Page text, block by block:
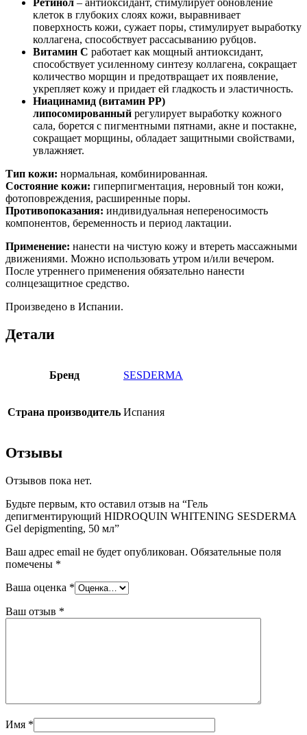
клеток в глубоких слоях кожи, выравнивает
поверхность кожи, сужает поры, стимулирует выработку
коллагена, способствует рассасыванию рубцов.
Витамин С работает как мощный антиоксидант,
способствует усиленному синтезу коллагена, сокращает
количество морщин и предотвращает их появление,
укрепляет кожу и придает ей гладкость и эластичность.
Ниацинамид (витамин PP)
липосомированный регулирует выработку кожного
сала, борется с пигментными пятнами, акне и постакне,
сокращает морщины, обладает защитными свойствами,
увлажняет.
Тип кожи: нормальная, комбинированная.
Состояние кожи: гиперпигментация, неровный тон кожи,
фотоповреждения, расширенные поры.
Противопоказания: индивидуальная непереносимость
компонентов, беременность и период лактации.
Применение: нанести на чистую кожу и втереть массажными
движениями. Можно использовать утром и/или вечером.
После утреннего применения обязательно нанести
солнцезащитное средство.
Произведено в Испании.
Детали
Бренд SESDERMA
Страна производитель Испания
Отзывы
Отзывов пока нет.
Будьте первым, кто оставил отзыв на “Гель
депигментирующий HIDROQUIN WHITENING SESDERMA
Gel depigmenting, 50 мл”
Ваш адрес email не будет опубликован. Обязательные поля
помечены *
Ваша оценка *
Ваш отзыв *
Имя *